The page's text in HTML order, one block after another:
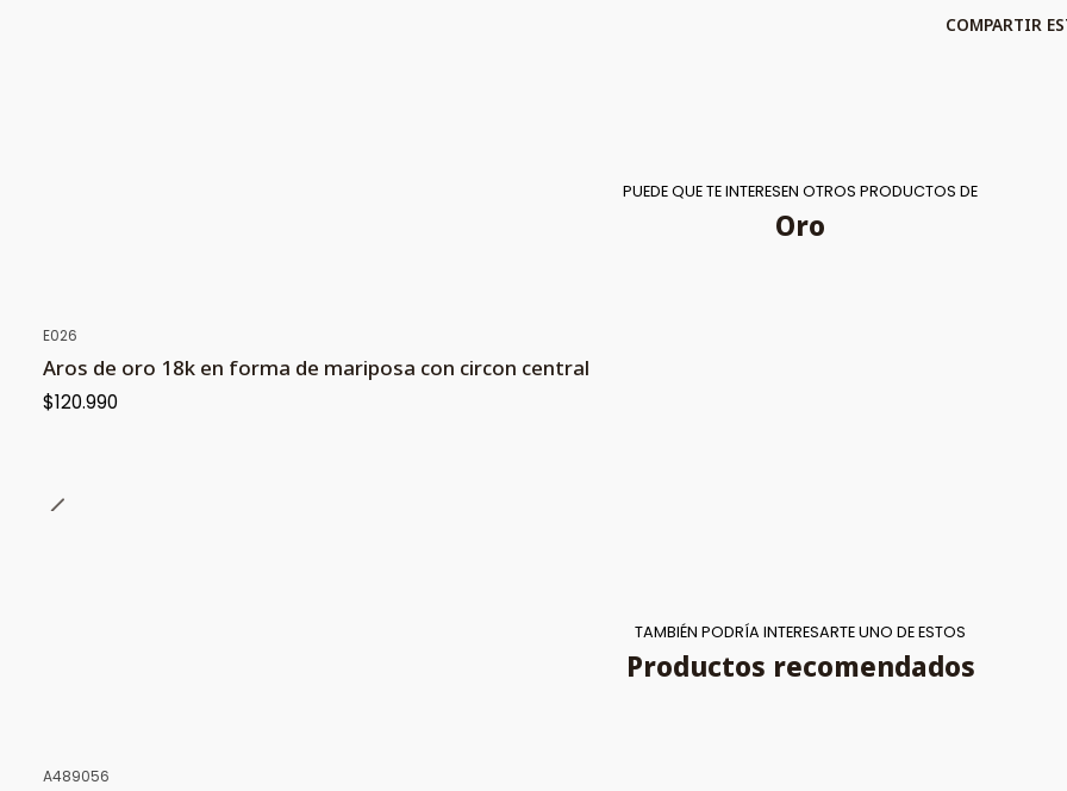
COMPARTIR
PUEDE QUE TE INTERESEN OTROS PRODUCTOS DE
Oro
E026
Aros de oro 18k en forma de mariposa con circon central
$120.990
TAMBIÉN PODRÍA INTERESARTE UNO DE ESTOS
Productos recomendados
A489056